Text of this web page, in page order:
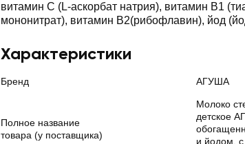
витамин С (L-аскорбат натрия), витамин В1
мононитрат), витамин В2(рибофлавин), йод
Характеристики
Бренд АГУША
Полное название
товара (у поставщика)
Молоко
детское
и йодом,